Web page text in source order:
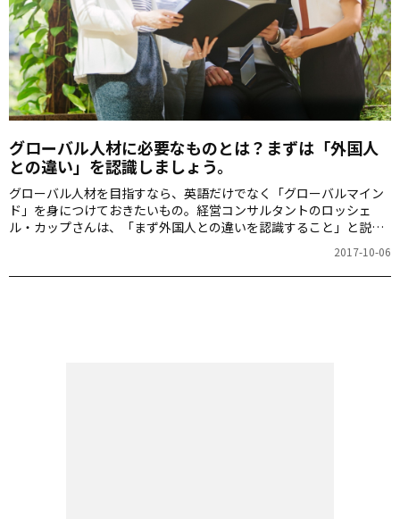
グローバル人材に必要なものとは？まずは「外国人
との違い」を認識しましょう。
グローバル人材を目指すなら、英語だけでなく「グローバルマイン
ド」を身につけておきたいもの。経営コンサルタントのロッシェ
ル・カップさんは、「まず外国人との違いを認識すること」と説き
2017-10-06